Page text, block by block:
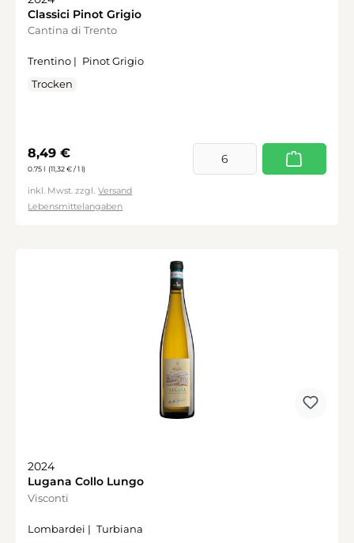
Classici Pinot Grigio
Cantina di Trento
Trentino | Pinot Grigio
Trocken
Regulärer Preis:
8,49 €
0.75 l (11,32 € / 1 l)
inkl. Mwst. zzgl. Versand
Lebensmittelangaben
2024
Lugana Collo Lungo
Visconti
Lombardei | Turbiana